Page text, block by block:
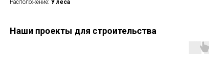
Расположение: У леса
Наши проекты для строительства